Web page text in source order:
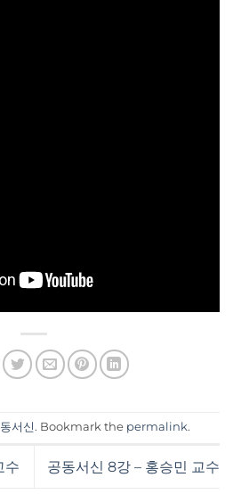
서신. Bookmark the permalink.
수 공동서신 8강 – 홍승민 교수